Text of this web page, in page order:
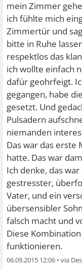
mein Zimmer
ich fühlte mich
Zimmertür und
bitte in Ruhe
respektlos das
ich wollte einfach
dafür geohrfeigt.
gegangen, habe
gesetzt. Und
Pulsadern
niemanden
Das war das erste
hatte. Das war
Ich denke, das
gestresster,
Vater, und ein
übersensibler
falsch macht und
Diese
funktionieren.
06.09.2015 12:06 •